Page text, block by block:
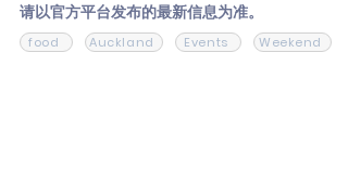
请以官方平台发布的最新信息为准。
food Auckland Events Weekend